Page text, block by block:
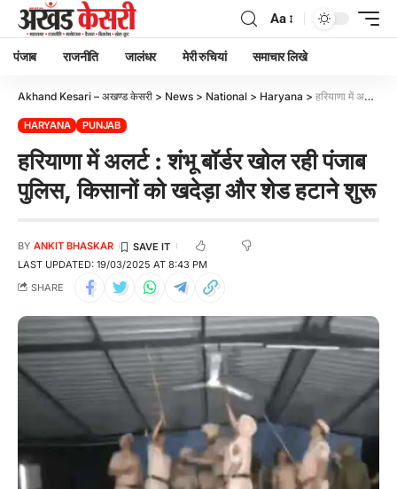
Aa
पंजाब राजनीति जालंधर मेरी रुचियां समाचार लिखे
Akhand Kesari – अखण्ड केसरी > News > National > Haryana > हरियाणा में अलर्ट : शंभू बॉर्डर खोल रही पंजाब पुलिस, किसानों को खदेड़ा और शेड हटाने शुरू
HARYANA PUNJAB
हरियाणा में अलर्ट : शंभू बॉर्डर खोल रही पंजाब
पुलिस, किसानों को खदेड़ा और शेड हटाने शुरू
LAST UPDATED: 19/03/2025 AT 8:43 PM
BY ANKIT BHASKAR
SHARE